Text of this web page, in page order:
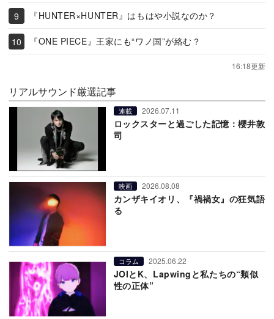
『HUNTER×HUNTER』はもはや小説なのか？
『ONE PIECE』王家にも“ワノ国”が絡む？
16:18更新
リアルサウンド厳選記事
連載 2026.07.11
ロックスターと過ごした記憶：櫻井敦
司
映画 2026.08.08
カンザキイオリ、『禍禍女』の狂気語
る
コラム 2025.06.22
JOIとK、Lapwingと私たちの“類似
性の正体”